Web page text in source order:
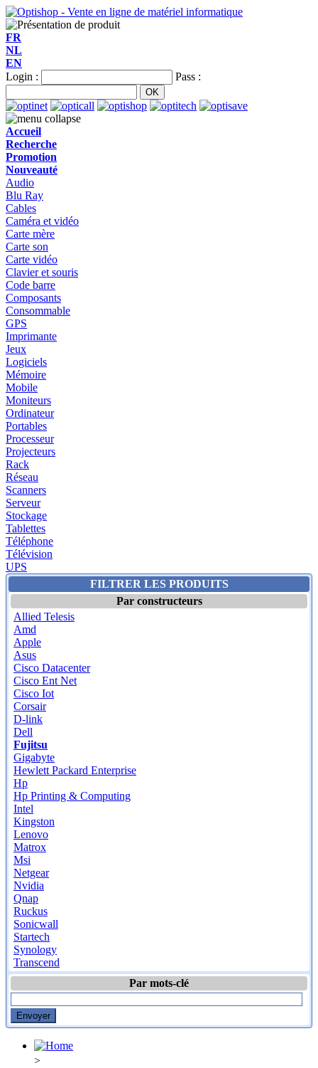
FR
NL
EN
Login :
Pass :
Accueil
Recherche
Promotion
Nouveauté
Audio
Blu Ray
Cables
Caméra et vidéo
Carte mère
Carte son
Carte vidéo
Clavier et souris
Code barre
Composants
Consommable
GPS
Imprimante
Jeux
Logiciels
Mémoire
Mobile
Moniteurs
Ordinateur
Portables
Processeur
Projecteurs
Rack
Réseau
Scanners
Serveur
Stockage
Tablettes
Téléphone
Télévision
UPS
FILTRER LES PRODUITS
Par constructeurs
Allied Telesis
Amd
Apple
Asus
Cisco Datacenter
Cisco Ent Net
Cisco Iot
Corsair
D-link
Dell
Fujitsu
Gigabyte
Hewlett Packard Enterprise
Hp
Hp Printing & Computing
Intel
Kingston
Lenovo
Matrox
Msi
Netgear
Nvidia
Qnap
Ruckus
Sonicwall
Startech
Synology
Transcend
Par mots-clé
>